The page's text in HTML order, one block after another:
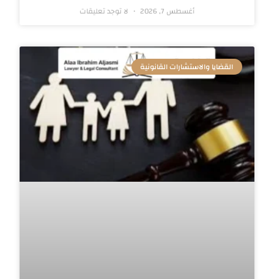
أغسطس 7, 2026 لا توجد تعليقات
القضايا والاستشارات القانونية